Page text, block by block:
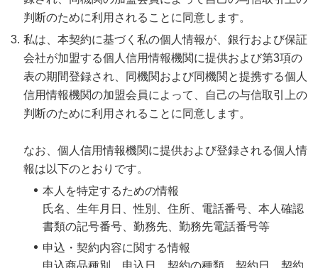
判断のために利用されることに同意します。
私は、本契約に基づく私の個人情報が、銀行および保証
会社が加盟する個人信用情報機関に提供および第3項の
表の期間登録され、同機関および同機関と提携する個人
信用情報機関の加盟会員によって、自己の与信取引上の
判断のために利用されることに同意します。
なお、個人信用情報機関に提供および登録される個人情
報は以下のとおりです。
本人を特定するための情報
氏名、生年月日、性別、住所、電話番号、本人確認
書類の記号番号、勤務先、勤務先電話番号等
申込・契約内容に関する情報